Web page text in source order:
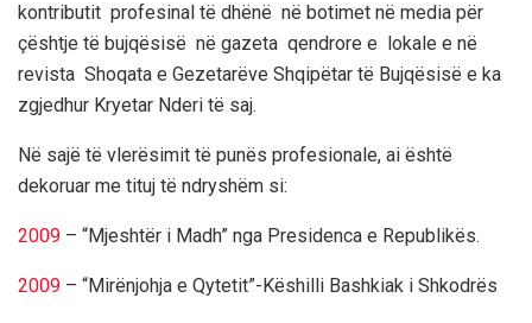
kontributit profesinal të dhënë në botimet në media për
çështje të bujqësisë në gazeta qendrore e lokale e në
revista Shoqata e Gezetarëve Shqipëtar të Bujqësisë e ka
zgjedhur Kryetar Nderi të saj.
Në sajë të vlerësimit të punës profesionale, ai është
dekoruar me tituj të ndryshëm si:
2009 – “Mjeshtër i Madh” nga Presidenca e Republikës.
2009 – “Mirënjohja e Qytetit”-Këshilli Bashkiak i Shkodrës